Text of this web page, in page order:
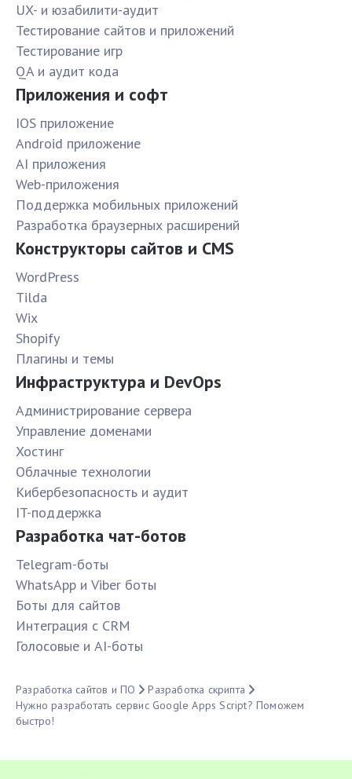
UX- и юзабилити-аудит
Тестирование сайтов и приложений
Тестирование игр
QA и аудит кода
Приложения и софт
IOS приложение
Android приложение
AI приложения
Web-приложения
Поддержка мобильных приложений
Разработка браузерных расширений
Конструкторы сайтов и CMS
WordPress
Tilda
Wix
Shopify
Плагины и темы
Инфраструктура и DevOps
Администрирование сервера
Управление доменами
Хостинг
Облачные технологии
Кибербезопасность и аудит
IT-поддержка
Разработка чат-ботов
Telegram-боты
WhatsApp и Viber боты
Боты для сайтов
Интеграция с CRM
Голосовые и AI-боты
Разработка сайтов и ПО
Разработка скрипта
Нужно разработать сервис Google Apps Script? Поможем
быстро!